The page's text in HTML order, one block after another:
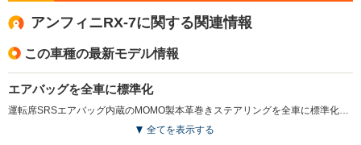
アンフィニRX-7に関する関連情報
この車種の最新モデル情報
エアバッグを全車に標準化
運転席SRSエアバッグ内蔵のMOMO製本革巻きステアリングを全車に標準化。また、赤の本革シートやフローティングリアウイング、プロジェクターハロゲンフォグランプなどを装備した特別限定車、タイプRBバサーストXを設定した。（1997.1）
全てを表示する